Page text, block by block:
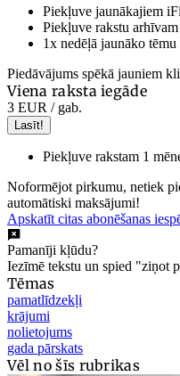
Piekļuve jaunākajiem
Piekļuve rakstu arhīvam
1x nedēļā jaunāko
Piedāvājums spēkā jauniem
Viena raksta iegāde
3 EUR / gab.
Lasīt!
Piekļuve rakstam 1
Noformējot pirkumu, netiek
automātiski maksājumi!
Apskatīt citas abonēšanas
Pamanīji kļūdu?
Iezīmē tekstu un spied "ziņot
Tēmas
pamatlīdzekļi
krājumi
nolietojums
gada pārskats
Vēl no šīs rubrikas